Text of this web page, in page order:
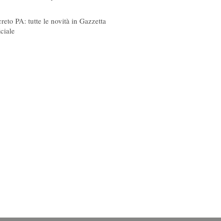
PA: tutte le novità in Gazzetta